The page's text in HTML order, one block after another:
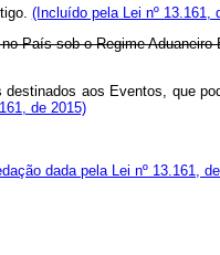
(Incluído pela Lei nº 13.161,
País sob o Regime Aduaneiro
aos Eventos, que
de 2015)
dada pela Lei nº 13.161,